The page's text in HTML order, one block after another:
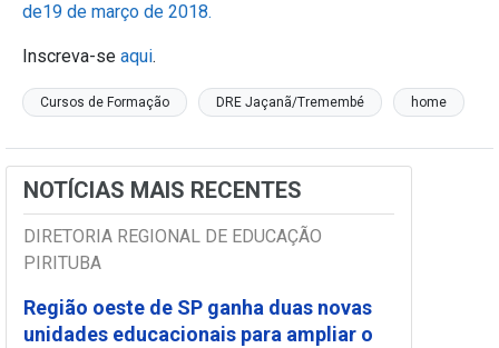
de19 de março de 2018.
Inscreva-se aqui.
Cursos de Formação DRE Jaçanã/Tremembé home
NOTÍCIAS MAIS RECENTES
DIRETORIA REGIONAL DE EDUCAÇÃO
PIRITUBA
Região oeste de SP ganha duas novas
unidades educacionais para ampliar o